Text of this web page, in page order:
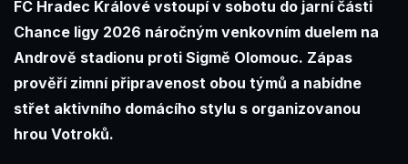
FC Hradec Králové vstoupí v sobotu do jarní části
Chance ligy 2026 náročným venkovním duelem na
Andrově stadionu proti Sigmě Olomouc. Zápas
prověří zimní připravenost obou týmů a nabídne
střet aktivního domácího stylu s organizovanou
hrou Votroků.